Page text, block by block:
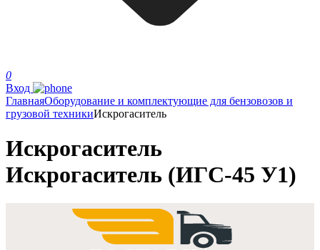
0
Вход
ГлавнаяОборудование и комплектующие для бензовозов и
грузовой техникиИскрогаситель
Искрогаситель
Искрогаситель (ИГС-45 У1)